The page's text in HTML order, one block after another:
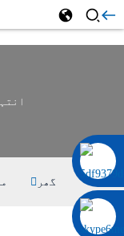
گھر